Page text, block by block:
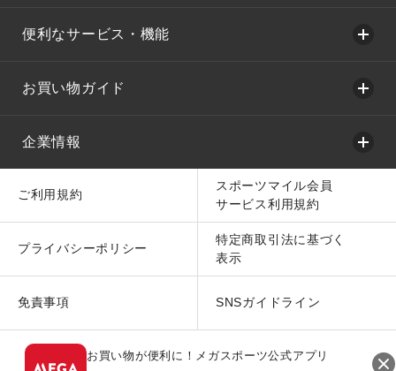
便利なサービス・機能
お買い物ガイド
企業情報
ご利用規約
スポーツマイル会員
サービス利用規約
プライバシーポリシー
特定商取引法に基づく
表示
免責事項 SNSガイドライン
お買い物が便利に！メガスポーツ公式アプリ